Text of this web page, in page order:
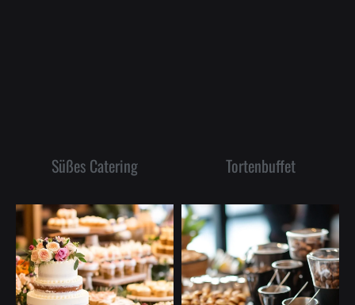
Süßes Catering Tortenbuffet